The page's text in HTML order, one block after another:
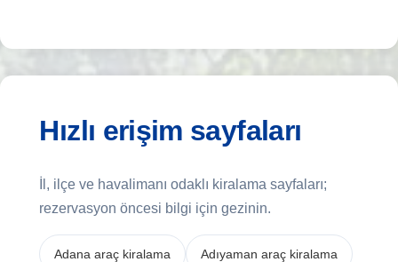
Hızlı erişim sayfaları
İl, ilçe ve havalimanı odaklı kiralama sayfaları;
rezervasyon öncesi bilgi için gezinin.
Adana araç kiralama Adıyaman araç kiralama